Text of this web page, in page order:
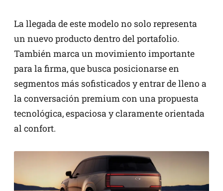
La llegada de este modelo no solo representa
un nuevo producto dentro del portafolio.
También marca un movimiento importante
para la firma, que busca posicionarse en
segmentos más sofisticados y entrar de lleno a
la conversación premium con una propuesta
tecnológica, espaciosa y claramente orientada
al confort.